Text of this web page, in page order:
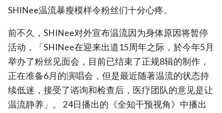
SHINee温流暴瘦模样令粉丝们十分心疼。
前不久，SHINee对外宣布温流因为身体原因将暂停
活动，「SHINee在迎来出道15周年之际，於今年5月
举办了粉丝见面会，目前已结束了正规8辑的制作，
正在准备6月的演唱会，但是最近随著温流的状态持
续低迷，接受了谘询和检查后，医疗团队的意见是让
温流静养」。 24日播出的《全知干预视角》中播出